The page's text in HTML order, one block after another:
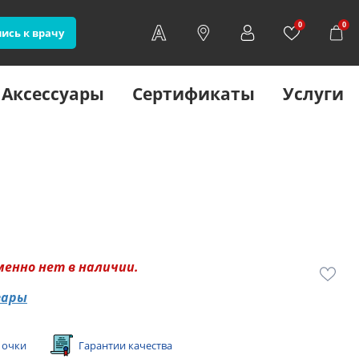
к врачу
0 0
Аксессуары Сертификаты Услуги
нет в наличии.
очки Гарантии качества